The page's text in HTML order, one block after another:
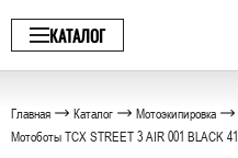
КАТАЛОГ
Главная Каталог Мотоэкипировка
Мотоботы TCX STREET 3 AIR 001 BLACK 41